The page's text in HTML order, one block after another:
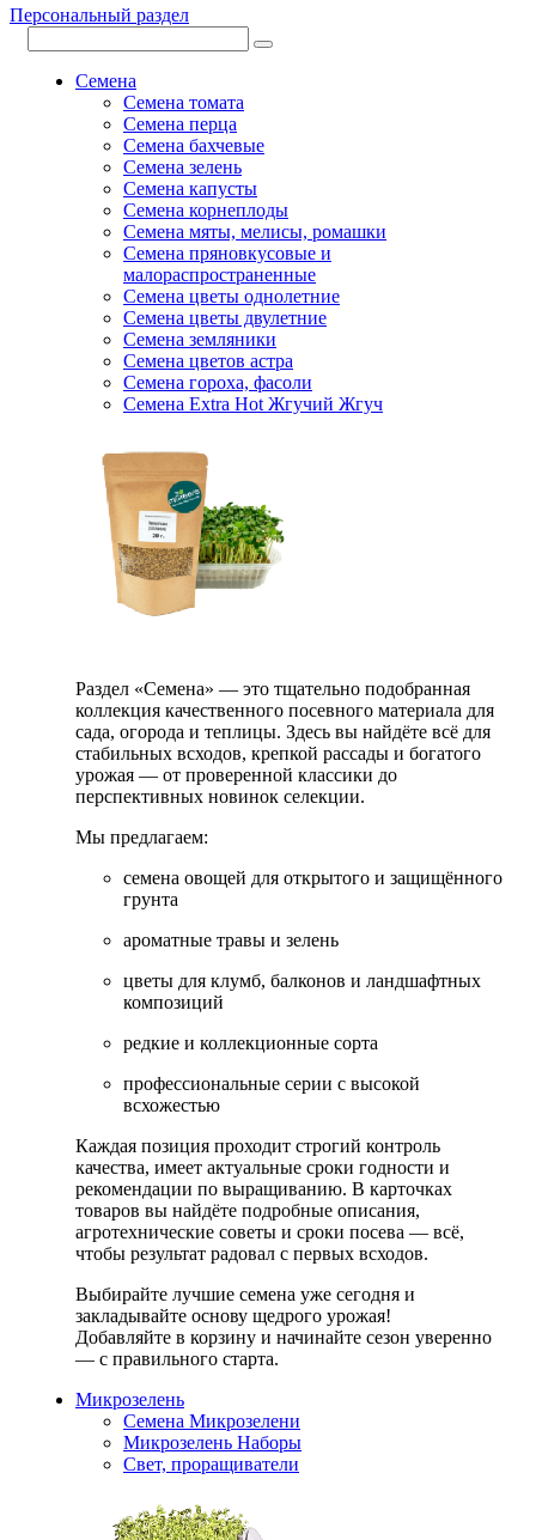
Персональный раздел
Семена
Семена томата
Семена перца
Семена бахчевые
Семена зелень
Семена капусты
Семена корнеплоды
Семена мяты, мелисы, ромашки
Семена пряновкусовые и
малораспространенные
Семена цветы однолетние
Семена цветы двулетние
Семена земляники
Семена цветов астра
Семена гороха, фасоли
Семена Extra Hot Жгучий Жгуч
Раздел «Семена» — это тщательно подобранная
коллекция качественного посевного материала для
сада, огорода и теплицы. Здесь вы найдёте всё для
стабильных всходов, крепкой рассады и богатого
урожая — от проверенной классики до
перспективных новинок селекции.
Мы предлагаем:
семена овощей для открытого и защищённого
грунта
ароматные травы и зелень
цветы для клумб, балконов и ландшафтных
композиций
редкие и коллекционные сорта
профессиональные серии с высокой
всхожестью
Каждая позиция проходит строгий контроль
качества, имеет актуальные сроки годности и
рекомендации по выращиванию. В карточках
товаров вы найдёте подробные описания,
агротехнические советы и сроки посева — всё,
чтобы результат радовал с первых всходов.
Выбирайте лучшие семена уже сегодня и
закладывайте основу щедрого урожая!
Добавляйте в корзину и начинайте сезон уверенно
— с правильного старта.
Микрозелень
Семена Микрозелени
Микрозелень Наборы
Свет, проращиватели